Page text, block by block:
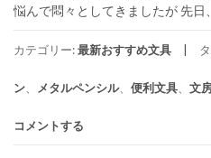
悩んで悶々としてきましたが 先日
カテゴリー:最新おすすめ文具
ン、 メタルペンシル、 便利文具、 文
コメントする